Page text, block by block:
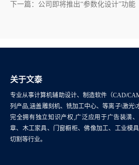
下一篇：公司即将推出“参数化设计”功能
关于文泰
专业从事计算机辅助设计、制造软件（CAD/
列产品,涵盖雕刻机、铣加工中心、等离子\激光\
完全拥有独立知识产权,广泛应用于广告装潢
章、木工家具、门窗橱柜、佛像加工、工业模
切割等行业。